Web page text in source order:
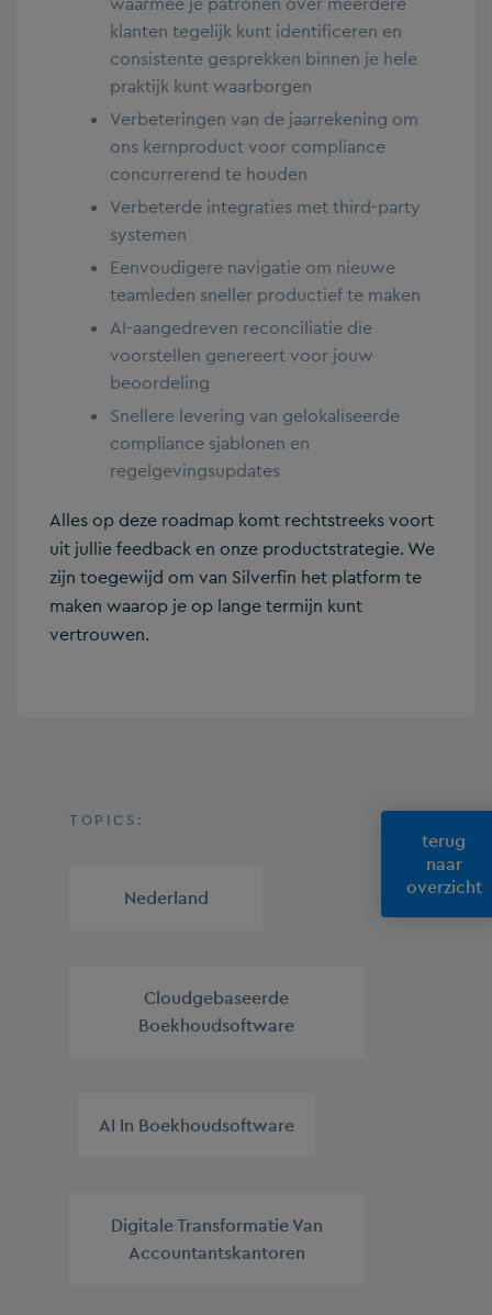
klanten tegelijk kunt identificeren en
consistente gesprekken binnen je hele
praktijk kunt waarborgen
Verbeteringen van de jaarrekening om
ons kernproduct voor compliance
concurrerend te houden
Verbeterde integraties met third-party
systemen
Eenvoudigere navigatie om nieuwe
teamleden sneller productief te maken
AI-aangedreven reconciliatie die
voorstellen genereert voor jouw
beoordeling
Snellere levering van gelokaliseerde
compliance sjablonen en
regelgevingsupdates
Alles op deze roadmap komt rechtstreeks voort
uit jullie feedback en onze productstrategie. We
zijn toegewijd om van Silverfin het platform te
maken waarop je op lange termijn kunt
vertrouwen.
TOPICS:
Nederland
Cloudgebaseerde
Boekhoudsoftware
AI In Boekhoudsoftware
Digitale Transformatie Van
Accountantskantoren
terug
naar
overzicht